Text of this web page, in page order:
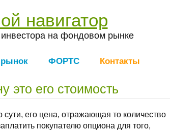
навигатор
на фондовом рынке
ФОРТС Контакты
это его стоимость
сути, его цена, отражающая то количество
покупателю опциона для того,